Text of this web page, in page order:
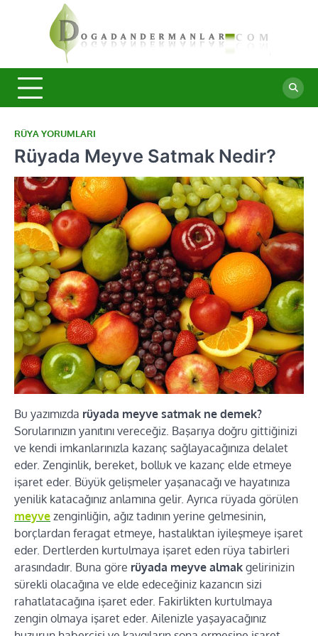
doğal
taşlar ile
sağlıklı
yaşam.
RÜYA YORUMLARI
Rüyada Meyve Satmak Nedir?
Bu yazımızda rüyada meyve satmak ne demek?
Sorularınızın yanıtını vereceğiz. Başarıya doğru gittiğinizi
ve kendi imkanlarınızla kazanç sağlayacağınıza delalet
eder. Zenginlik, bereket, bolluk ve kazanç elde etmeye
işaret eder. Büyük gelişmeler yaşanacağı ve hayatınıza
yenilik katacağınız anlamına gelir. Ayrıca rüyada görülen
meyve zenginliğin, ağız tadının yerine gelmesinin,
borçlardan feragat etmeye, hastalıktan iyileşmeye işaret
eder. Dertlerden kurtulmaya işaret eden rüya tabirleri
arasındadır. Buna göre rüyada meyve almak gelirinizin
sürekli olacağına ve elde edeceğiniz kazancın sizi
rahatlatacağına işaret eder. Fakirlikten kurtulmaya
zengin olmaya işaret eder. Ailenizle yaşayacağınız